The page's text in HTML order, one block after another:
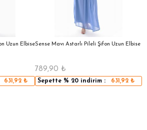
Uzun Elbise
631,92₺
Sense Mavı Astarlı Pileli Şifon Uzun Elbise
789,90 ₺
Sepette % 20 indirim : 631,92₺